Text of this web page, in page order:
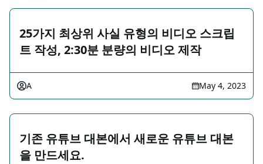
25가지 최상위 사실 유형의 비디오 스크립
트 작성, 2:30분 분량의 비디오 제작
A May 4, 2023
기존 유튜브 대본에서 새로운 유튜브 대본
을 만드세요.